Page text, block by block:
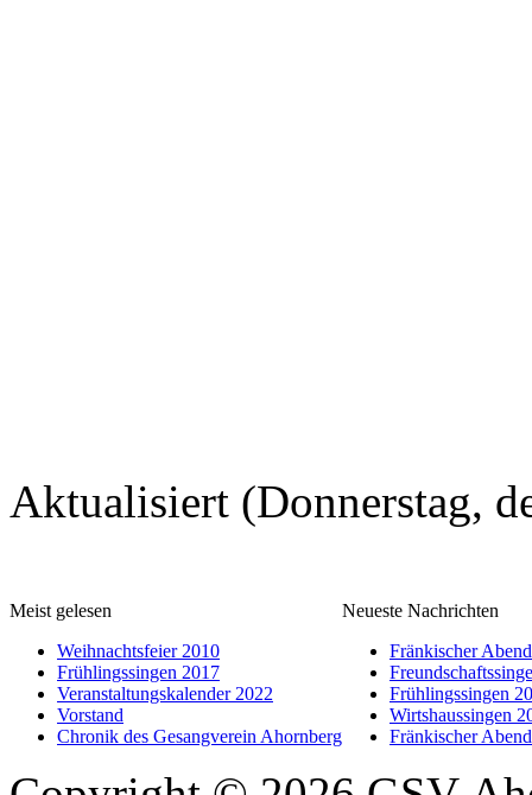
Aktualisiert (Donnerstag,
Meist gelesen
Weihnachtsfeier 2010
Frühlingssingen 2017
Veranstaltungskalender 2022
Vorstand
Chronik des Gesangverein Ahornberg
Neueste Nachrichten
Fränkischer
Frühlingssingen
Wirtshaussingen
Fränkischer